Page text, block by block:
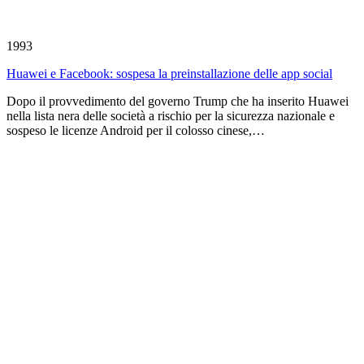
1993
Huawei e Facebook: sospesa la preinstallazione delle app social
Dopo il provvedimento del governo Trump che ha inserito Huawei
nella lista nera delle società a rischio per la sicurezza nazionale e
sospeso le licenze Android per il colosso cinese,…